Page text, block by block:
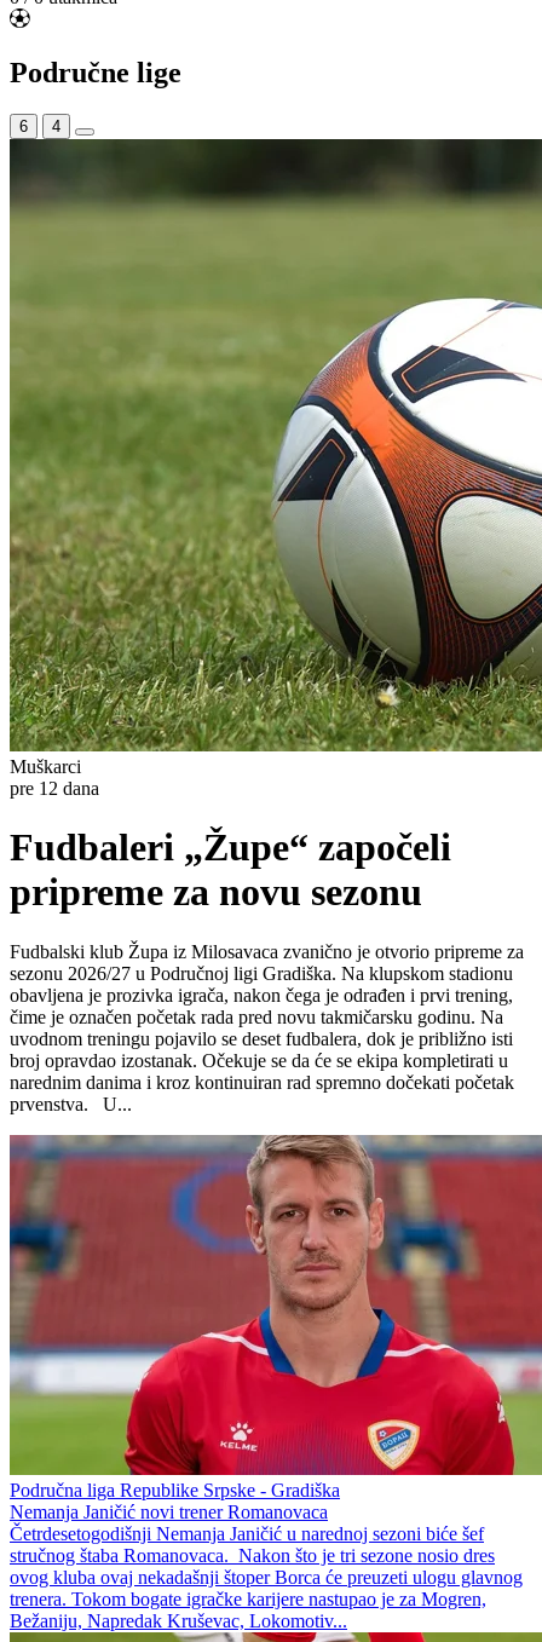
Područne lige
6 4
Muškarci
pre 12 dana
Fudbaleri „Župe“ započeli
pripreme za novu sezonu
Fudbalski klub Župa iz Milosavaca zvanično je otvorio pripreme za
sezonu 2026/27 u Područnoj ligi Gradiška. Na klupskom stadionu
obavljena je prozivka igrača, nakon čega je odrađen i prvi trening,
čime je označen početak rada pred novu takmičarsku godinu. Na
uvodnom treningu pojavilo se deset fudbalera, dok je približno isti
broj opravdao izostanak. Očekuje se da će se ekipa kompletirati u
narednim danima i kroz kontinuiran rad spremno dočekati početak
prvenstva. U...
Područna liga Republike Srpske - Gradiška
Nemanja Janičić novi trener Romanovaca
Četrdesetogodišnji Nemanja Janičić u narednoj sezoni biće šef
stručnog štaba Romanovaca. Nakon što je tri sezone nosio dres
ovog kluba ovaj nekadašnji štoper Borca će preuzeti ulogu glavnog
trenera. Tokom bogate igračke karijere nastupao je za Mogren,
Bežaniju, Napredak Kruševac, Lokomotiv...